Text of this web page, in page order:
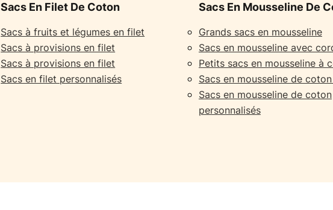
Sacs En Filet De Coton
Sacs à fruits et légumes en filet
Sacs à provisions en filet
Sacs à provisions en filet
Sacs en filet personnalisés
Sacs En Mousseline De
Grands sacs en mousseline
Sacs en mousseline avec
Petits sacs en mousseline à
Sacs en mousseline de
Sacs en mousseline de coton
personnalisés